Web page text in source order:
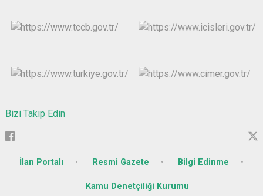
Bizi Takip Edin
İlan Portalı Resmi Gazete Bilgi Edinme
Kamu Denetçiliği Kurumu